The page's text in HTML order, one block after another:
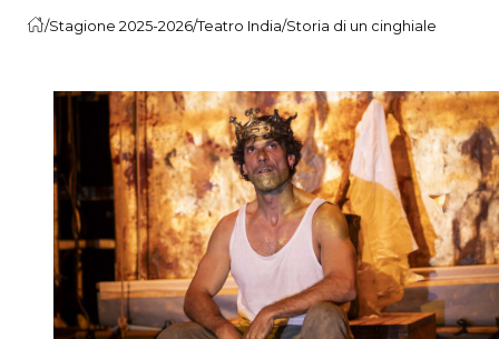
/Stagione 2025-2026/Teatro India/Storia di un cinghiale